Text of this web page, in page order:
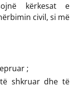
kërkesat e
civil, si më
;
shkruar dhe të